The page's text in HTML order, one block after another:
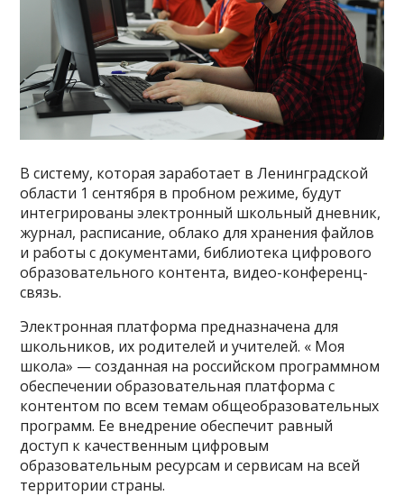
В систему, которая заработает в Ленинградской
области 1 сентября в пробном режиме, будут
интегрированы электронный школьный дневник,
журнал, расписание, облако для хранения файлов
и работы с документами, библиотека цифрового
образовательного контента, видео-конференц-
связь.
Электронная платформа предназначена для
школьников, их родителей и учителей. « Моя
школа» — созданная на российском программном
обеспечении образовательная платформа с
контентом по всем темам общеобразовательных
программ. Ее внедрение обеспечит равный
доступ к качественным цифровым
образовательным ресурсам и сервисам на всей
территории страны.